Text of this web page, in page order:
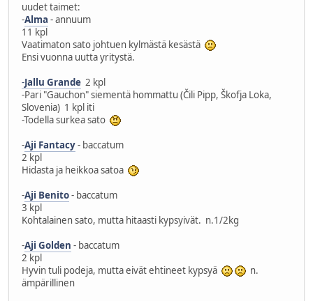
uudet taimet:
-Alma - annuum
11 kpl
Vaatimaton sato johtuen kylmästä kesästä
Ensi vuonna uutta yritystä.
-Jallu Grande 2 kpl
-Pari "Gauchon" siementä hommattu (Čili Pipp, Škofja Loka,
Slovenia) 1 kpl iti
-Todella surkea sato
-Aji Fantacy- baccatum
2 kpl
Hidasta ja heikkoa satoa
-Aji Benito- baccatum
3 kpl
Kohtalainen sato, mutta hitaasti kypsyivät. n.1/2kg
-Aji Golden - baccatum
2 kpl
Hyvin tuli podeja, mutta eivät ehtineet kypsyä
n.
ämpärillinen